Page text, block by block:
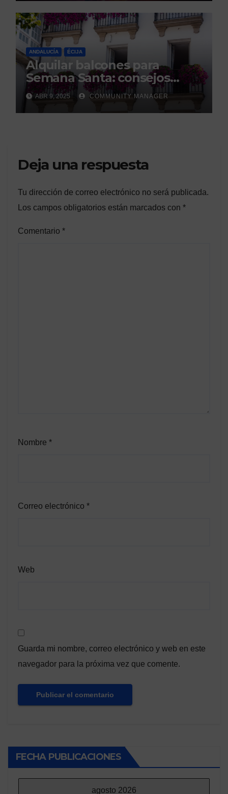
ANDALUCÍA ÉCIJA
Alquilar balcones para
Semana Santa: consejos
legales de la Asociación
Española de Consumidores.
ABR 9, 2025 COMMUNITY MANAGER
Deja una respuesta
Tu dirección de correo electrónico no será publicada.
Los campos obligatorios están marcados con *
Comentario *
Nombre *
Correo electrónico *
Web
Guarda mi nombre, correo electrónico y web en este
navegador para la próxima vez que comente.
FECHA PUBLICACIONES
agosto 2026